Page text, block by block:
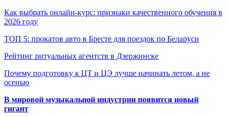
Как выбрать онлайн-курс: признаки качественного обучения в
2026 году
ТОП 5: прокатов авто в Бресте для поездок по Беларуси
Рейтинг ритуальных агентств в Дзержинске
Почему подготовку к ЦТ и ЦЭ лучше начинать летом, а не
осенью
В мировой музыкальной индустрии появится новый
гигант